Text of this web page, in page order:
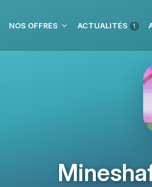
NOS OFFRES ACTUALITÉS 1